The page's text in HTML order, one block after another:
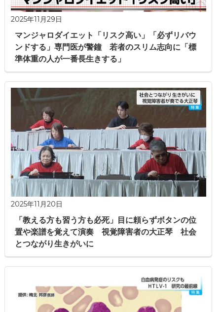
2025年11月29日
マンジャロダイエット「リスク高い」「必ずリバウ
ンドする」専門医が警鐘 若者のスリム志向に「標
準体重の人が一番長生きする」
2025年11月20日
「教える方も習う方も必死」目に頼らずボタンの位
置や楽譜を覚えて演奏 視覚障害者の大正琴 社会
とつながり生きがいに